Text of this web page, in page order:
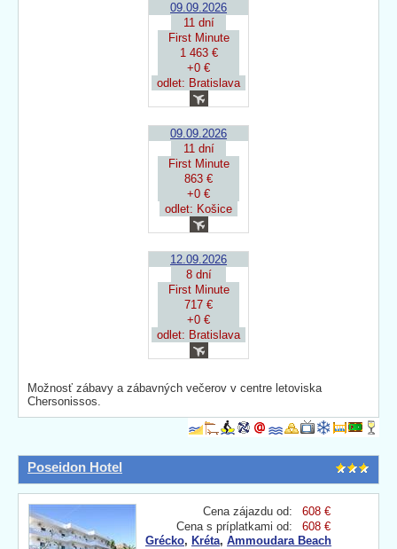
09.09.2026
11 dní
First Minute
1 463 €
+0 €
odlet: Bratislava
09.09.2026
11 dní
First Minute
863 €
+0 €
odlet: Košice
12.09.2026
8 dní
First Minute
717 €
+0 €
odlet: Bratislava
Možnosť zábavy a zábavných večerov v centre letoviska
Chersonissos.
Poseidon Hotel
Cena zájazdu od:
608 €
Cena s príplatkami od:
608 €
Grécko, Kréta, Ammoudara Beach